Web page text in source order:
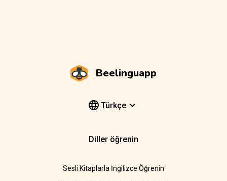
Beelinguapp
Türkçe
Diller öğrenin
Sesli Kitaplarla İngilizce Öğrenin